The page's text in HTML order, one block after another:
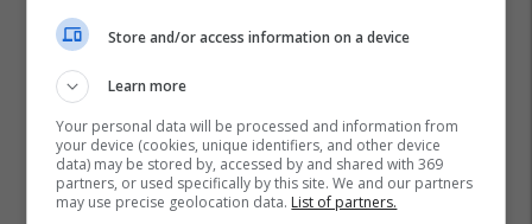
Pr Artikuj
Store and/or access information on a device
Learn more
Your personal data will be processed and information from
your device (cookies, unique identifiers, and other device
data) may be stored by, accessed by and shared with 369
partners, or used specifically by this site. We and our partners
may use precise geolocation data. List of partners.